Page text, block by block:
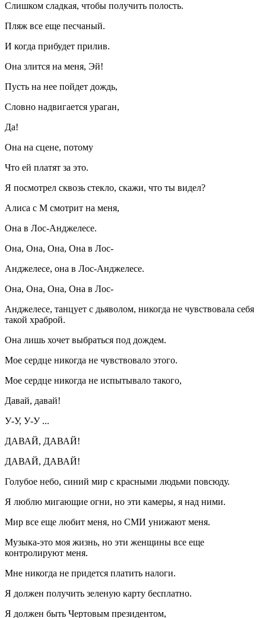
Слишком сладкая, чтобы получить полость.
Пляж все еще песчаный.
И когда прибудет прилив.
Она злится на меня, Эй!
Пусть на нее пойдет дождь,
Словно надвигается ураган,
Да!
Она на сцене, потому
Что ей платят за это.
Я посмотрел сквозь стекло, скажи, что ты видел?
Алиса с M смотрит на меня,
Она в Лос-Анджелесе.
Она, Она, Она, Она в Лос-
Анджелесе, она в Лос-Анджелесе.
Она, Она, Она, Она в Лос-
Анджелесе, танцует с дьяволом, никогда не чувствовала себя
такой храброй.
Она лишь хочет выбраться под дождем.
Мое сердце никогда не чувствовало этого.
Мое сердце никогда не испытывало такого,
Давай, давай!
У-У, У-У ...
ДАВАЙ, ДАВАЙ!
ДАВАЙ, ДАВАЙ!
Голубое небо, синий мир с красными людьми повсюду.
Я люблю мигающие огни, но эти камеры, я над ними.
Мир все еще любит меня, но СМИ унижают меня.
Музыка-это моя жизнь, но эти женщины все еще
контролируют меня.
Мне никогда не придется платить налоги.
Я должен получить зеленую карту бесплатно.
Я должен быть Чертовым президентом,